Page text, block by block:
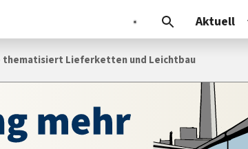
Aktuell
thematisiert Lieferketten und Leichtbau